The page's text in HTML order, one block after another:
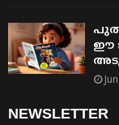
ഈ
NEWSLETTER